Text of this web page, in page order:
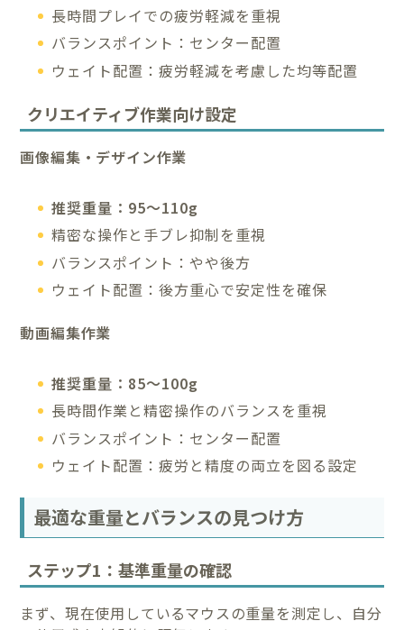
長時間プレイでの疲労軽減を重視
バランスポイント：センター配置
ウェイト配置：疲労軽減を考慮した均等配置
クリエイティブ作業向け設定
画像編集・デザイン作業
推奨重量：95～110g
精密な操作と手ブレ抑制を重視
バランスポイント：やや後方
ウェイト配置：後方重心で安定性を確保
動画編集作業
推奨重量：85～100g
長時間作業と精密操作のバランスを重視
バランスポイント：センター配置
ウェイト配置：疲労と精度の両立を図る設定
最適な重量とバランスの見つけ方
ステップ1：基準重量の確認
まず、現在使用しているマウスの重量を測定し、自分